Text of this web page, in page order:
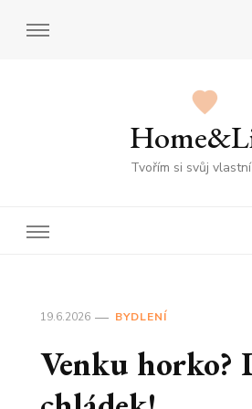
Tvořím si svůj
19.6.2026 BYDLENÍ
Venku horko?